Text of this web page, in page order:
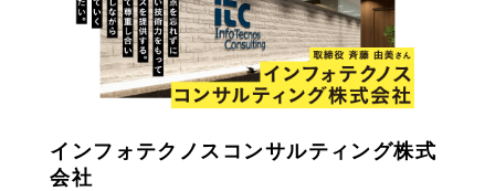
インフォテクノスコンサルティング株式
会社